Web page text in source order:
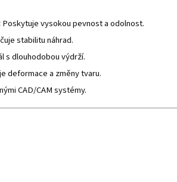
Poskytuje vysokou pevnost a odolnost.
stabilitu náhrad.
s dlouhodobou výdrží.
deformace a změny tvaru.
CAD/CAM systémy.